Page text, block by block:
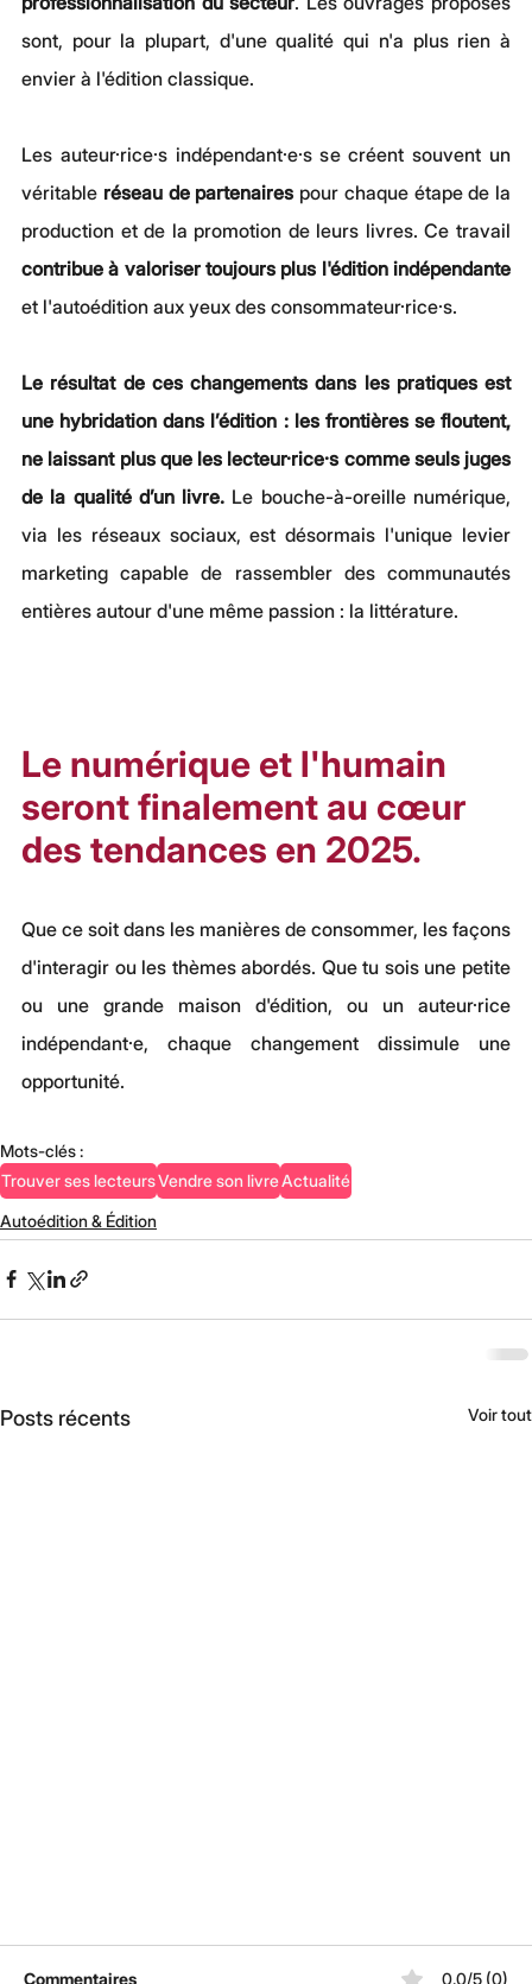
sont, pour la plupart, d'une qualité qui n'a plus rien à
envier à l'édition classique.
Les auteur·rice·s indépendant·e·s se créent souvent un
véritable réseau de partenaires pour chaque étape de la
contribue à valoriser toujours plus l'édition indépendante
et l'autoédition aux yeux des consommateur·rice·s.
Le résultat de ces changements dans les pratiques est
une hybridation dans l’édition : les frontières se floutent,
ne laissant plus que les lecteur·rice·s comme seuls juges
de la qualité d’un livre. Le bouche-à-oreille numérique,
via les réseaux sociaux, est désormais l'unique levier
marketing capable de rassembler des communautés
entières autour d'une même passion : la littérature.
Le numérique et l'humain
seront finalement au cœur
des tendances en 2025.
Que ce soit dans les manières de consommer, les façons
d'interagir ou les thèmes abordés. Que tu sois une petite
ou une grande maison d'édition, ou un auteur·rice
indépendant·e, chaque changement dissimule une
opportunité.
Mots-clés :
Trouver ses lecteursVendre son livreActualité
Autoédition & Édition
Posts récents Voir tout
Commentaires 0.0/5 (0)